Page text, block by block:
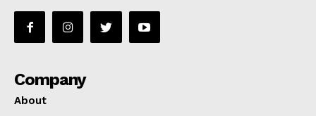
Company
About